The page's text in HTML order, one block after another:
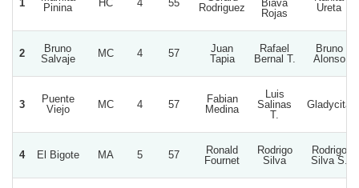
1
Pinina
HC 4 55
Rodriguez
Biava
Rojas
Ureta
2
Bruno
Salvaje
MC 4 57
Juan
Tapia
Rafael
Bernal T.
Bruno
Alonso
3
Puente
Viejo
MC 4 57
Fabian
Medina
Luis
Salinas
T.
Gladycita
4 El Bigote MA 5 57
Ronald
Fournet
Rodrigo
Silva
Rodrigo
Silva S.